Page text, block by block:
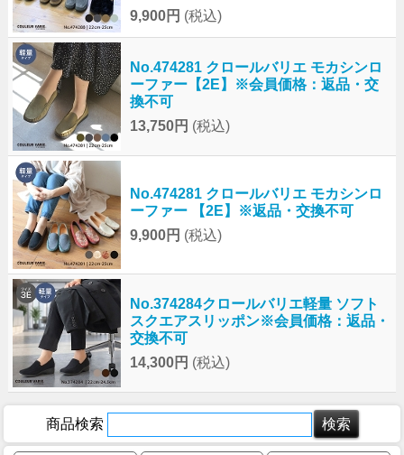
9,900円 (税込)
No.474281 クロールバリエ モカシンロ
ーファー【2E】※会員価格：返品・交
換不可
13,750円 (税込)
No.474281 クロールバリエ モカシンロ
ーファー 【2E】※返品・交換不可
9,900円 (税込)
No.374284クロールバリエ軽量 ソフト
スクエアスリッポン※会員価格：返品・
交換不可
14,300円 (税込)
商品検索